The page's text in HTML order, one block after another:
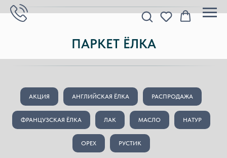
ПАРКЕТ ЁЛКА
АКЦИЯ АНГЛИЙСКАЯ ЁЛКА РАСПРОДАЖА
ФРАНЦУЗСКАЯ ЁЛКА ЛАК МАСЛО НАТУР
ОРЕХ РУСТИК